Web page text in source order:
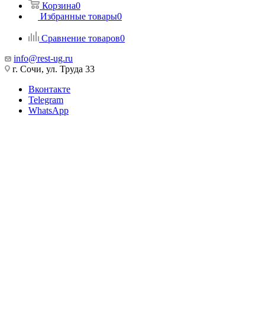
Корзина0
Избранные товары0
Сравнение товаров0
info@rest-ug.ru
г. Сочи, ул. Труда 33
Вконтакте
Telegram
WhatsApp